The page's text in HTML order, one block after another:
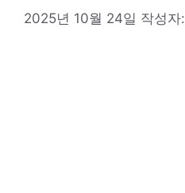
2025년 10월 24일 작성자: